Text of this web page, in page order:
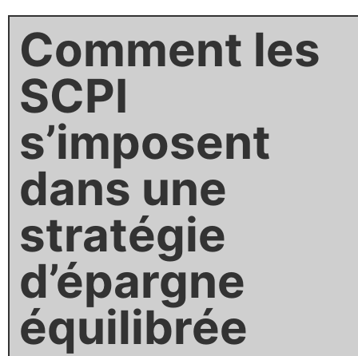
Comment les
SCPI
s’imposent
dans une
stratégie
d’épargne
équilibrée